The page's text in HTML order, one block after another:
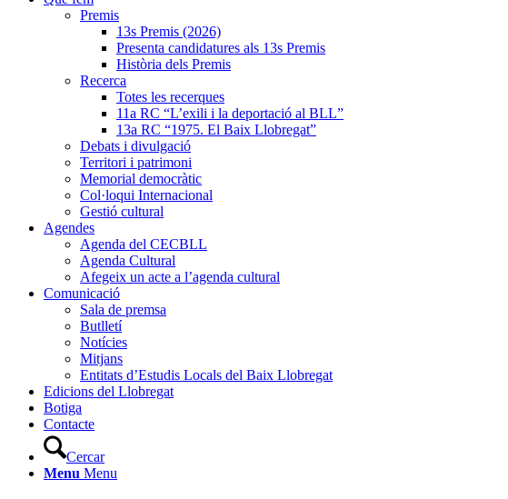
Premis
13s Premis (2026)
Presenta candidatures als 13s Premis
Història dels Premis
Recerca
Totes les recerques
11a RC “L’exili i la deportació al BLL”
13a RC “1975. El Baix Llobregat”
Debats i divulgació
Territori i patrimoni
Memorial democràtic
Col·loqui Internacional
Gestió cultural
Agendes
Agenda del CECBLL
Agenda Cultural
Afegeix un acte a l’agenda cultural
Comunicació
Sala de premsa
Butlletí
Notícies
Mitjans
Entitats d’Estudis Locals del Baix Llobregat
Edicions del Llobregat
Botiga
Contacte
Cercar
Menu Menu